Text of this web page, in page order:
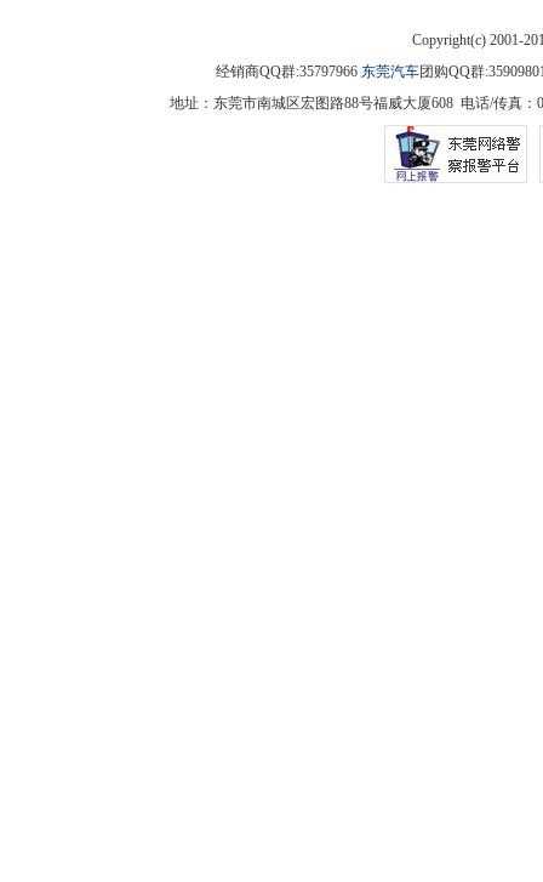
Copyright(c) 2001-
经销商QQ群:35797966 东莞汽车团购QQ群
地址：东莞市南城区宏图路88号福威大厦608 电话/传真：